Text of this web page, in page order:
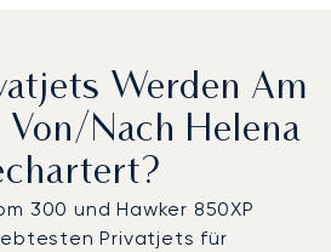
Werden Am
Von/nach Helena
300 und Hawker 850XP
Privatjets für